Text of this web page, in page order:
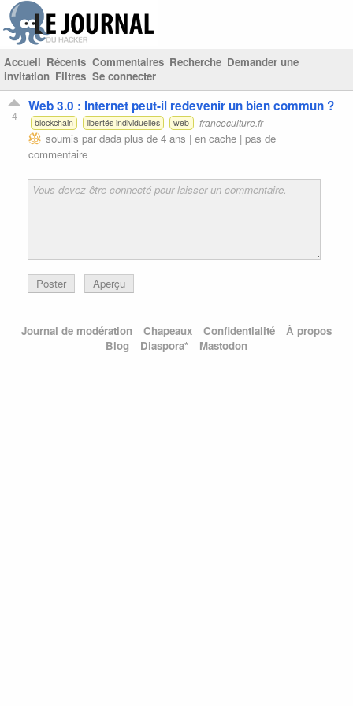
Accueil Récents Commentaires Recherche Demander une
invitation Filtres Se connecter
4
Web 3.0 : Internet peut-il redevenir un bien commun ?
blockchain libertés individuelles web franceculture.fr
soumis pardada plus de 4 ans | en cache | pas de
commentaire
Poster Aperçu
Journal de modération Chapeaux Confidentialité
À propos
Blog
Diaspora* Mastodon